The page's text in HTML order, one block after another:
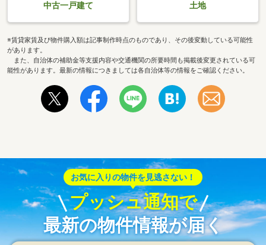
中古一戸建て 土地
※賃貸家賃及び物件購入額は記事制作時点のものであり、その後変動している可能性
があります。
また、自治体の補助金等支援内容や交通機関の所要時間も掲載後変更されている可
能性があります。最新の情報につきましては各自治体等の情報をご確認ください。
お気に入りの物件を見逃さない！
プッシュ通知で
最新の物件情報が届く